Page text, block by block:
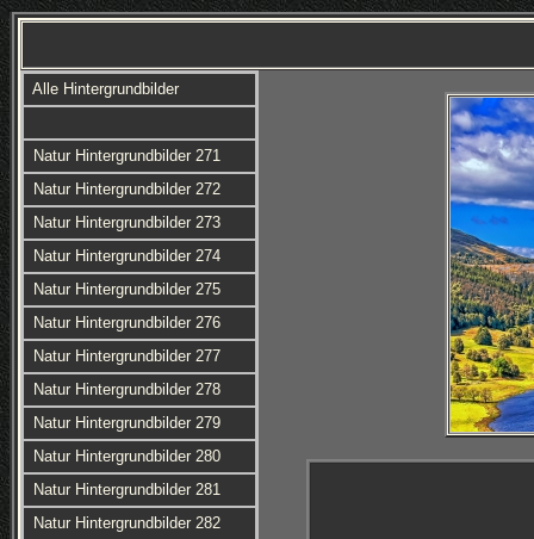
Alle Hintergrundbilder
Natur Hintergrundbilder 271
Natur Hintergrundbilder 272
Natur Hintergrundbilder 273
Natur Hintergrundbilder 274
Natur Hintergrundbilder 275
Natur Hintergrundbilder 276
Natur Hintergrundbilder 277
Natur Hintergrundbilder 278
Natur Hintergrundbilder 279
Natur Hintergrundbilder 280
Natur Hintergrundbilder 281
Natur Hintergrundbilder 282